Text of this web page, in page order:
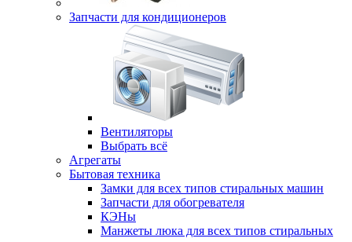
Запчасти для кондиционеров
Вентиляторы
Выбрать всё
Агрегаты
Бытовая техника
Замки для всех типов стиральных машин
Запчасти для обогревателя
КЭНы
Манжеты люка для всех типов стиральных